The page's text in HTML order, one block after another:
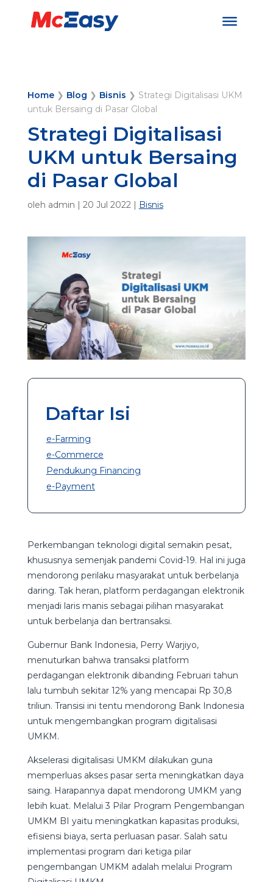
Home❯ Blog ❯ Bisnis ❯ Strategi Digitalisasi UKM
untuk Bersaing di Pasar Global
Strategi Digitalisasi
UKM untuk Bersaing
di Pasar Global
oleh admin | 20 Jul 2022| Bisnis
Daftar Isi
e-Farming
e-Commerce
Pendukung Financing
e-Payment
Perkembangan teknologi digital semakin pesat,
khususnya semenjak pandemi Covid-19. Hal ini juga
mendorong perilaku masyarakat untuk berbelanja
daring. Tak heran, platform perdagangan elektronik
menjadi laris manis sebagai pilihan masyarakat
untuk berbelanja dan bertransaksi.
Gubernur Bank Indonesia, Perry Warjiyo,
menuturkan bahwa transaksi platform
perdagangan elektronik dibanding Februari tahun
lalu tumbuh sekitar 12% yang mencapai Rp 30,8
triliun. Transisi ini tentu mendorong Bank Indonesia
untuk mengembangkan program digitalisasi
UMKM.
Akselerasi digitalisasi UMKM dilakukan guna
memperluas akses pasar serta meningkatkan daya
saing. Harapannya dapat mendorong UMKM yang
lebih kuat. Melalui 3 Pilar Program Pengembangan
UMKM BI yaitu meningkatkan kapasitas produksi,
efisiensi biaya, serta perluasan pasar. Salah satu
implementasi program dari ketiga pilar
pengembangan UMKM adalah melalui Program